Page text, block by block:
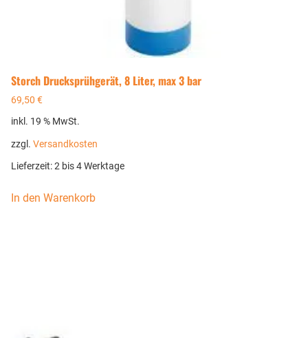
Storch Drucksprühgerät, 8 Liter, max 3 bar
69,50 €
inkl. 19 % MwSt.
zzgl. Versandkosten
Lieferzeit:2 bis 4 Werktage
In den Warenkorb